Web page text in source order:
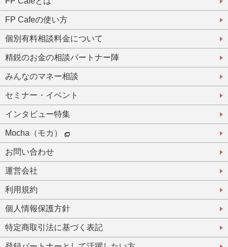
FP Cafeの使い方
個別有料相談料金について
精鋭のお金の相談パートナー陣
みんなのマネー相談
セミナー・イベント
インタビュー特集
Mocha（モカ）
お問い合わせ
運営会社
利用規約
個人情報保護方針
特定商取引法に基づく表記